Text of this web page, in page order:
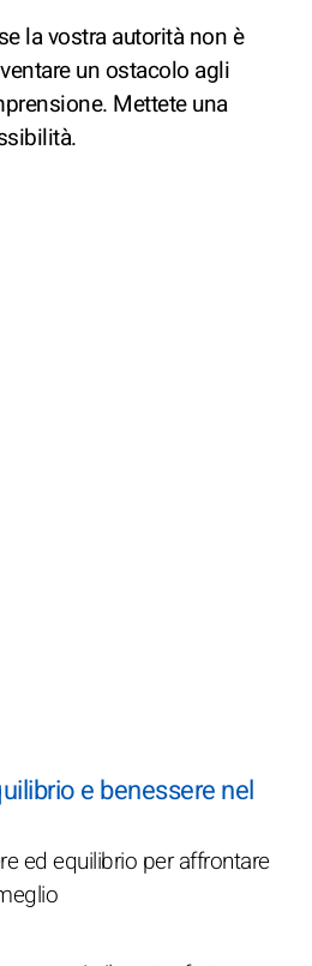
la vostra autorità non è
un ostacolo agli
Mettete una
e benessere nel
ed equilibrio per affrontare